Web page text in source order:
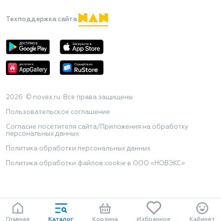
Техподдержка сайта
2026 © novex.ru. Все права защищены
Пользовательское соглашение
Согласие посетителя сайта/Приложения на обработку
персональных данных
Политика обработки персональных данных
Политика обработки файлов cookie в ООО «НОВЭКС»
Главная Каталог Корзина Избранное Кабинет